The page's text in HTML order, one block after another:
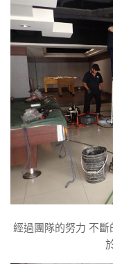
經過團隊的努力 不